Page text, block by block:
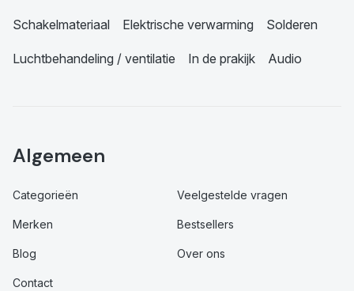
Schakelmateriaal Elektrische verwarming Solderen
Luchtbehandeling / ventilatie In de prakijk Audio
Algemeen
Categorieën Veelgestelde vragen
Merken Bestsellers
Blog Over ons
Contact